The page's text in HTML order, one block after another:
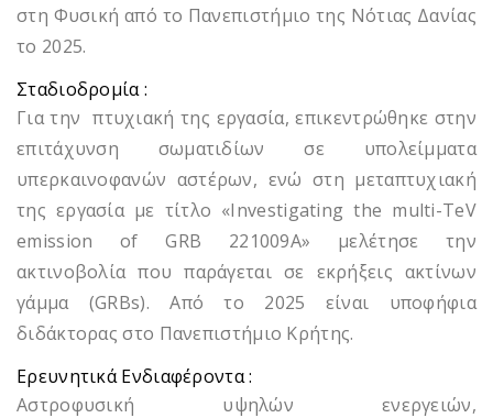
στη Φυσική από το Πανεπιστήμιο της Νότιας Δανίας
το 2025.
Σταδιοδρομία :
Για την πτυχιακή της εργασία, επικεντρώθηκε στην
επιτάχυνση σωματιδίων σε υπολείμματα
υπερκαινοφανών αστέρων, ενώ στη μεταπτυχιακή
της εργασία με τίτλο «Investigating the multi-TeV
emission of GRB 221009A» μελέτησε την
ακτινοβολία που παράγεται σε εκρήξεις ακτίνων
γάμμα (GRBs). Από το 2025 είναι υποφήφια
διδάκτορας στο Πανεπιστήμιο Κρήτης.
Ερευνητικά Ενδιαφέροντα :
Αστροφυσική υψηλών ενεργειών,